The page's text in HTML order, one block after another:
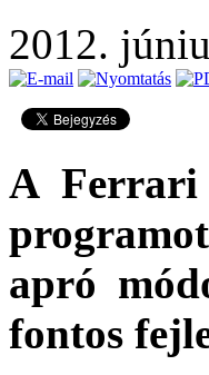
2012.
A Ferrari
apró
fontos